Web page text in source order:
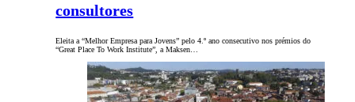
consultores
Eleita a “Melhor Empresa para Jovens” pelo 4.º ano consecutivo nos prémios do
“Great Place To Work Institute”, a Maksen…